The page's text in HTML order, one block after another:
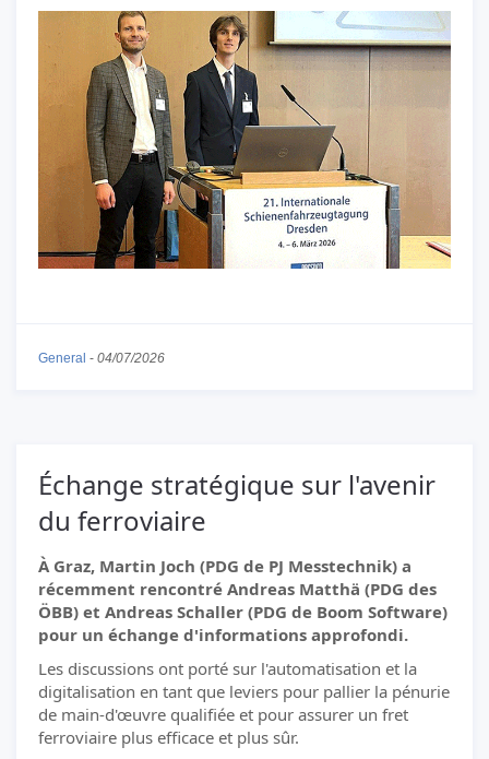
General - 04/07/2026
Échange stratégique sur l'avenir
du ferroviaire
À Graz, Martin Joch (PDG de PJ Messtechnik) a
récemment rencontré Andreas Matthä (PDG des
ÖBB) et Andreas Schaller (PDG de Boom Software)
pour un échange d'informations approfondi.
Les discussions ont porté sur l'automatisation et la
digitalisation en tant que leviers pour pallier la pénurie
de main-d'œuvre qualifiée et pour assurer un fret
ferroviaire plus efficace et plus sûr.